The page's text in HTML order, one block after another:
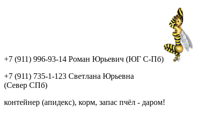
+7 (911) 996-93-14 Роман Юрьевич (ЮГ С-Пб)
+7 (911) 735-1-123 Светлана Юрьевна
(Север СПб)
контейнер (апидекс), корм, запас пчёл - даром!